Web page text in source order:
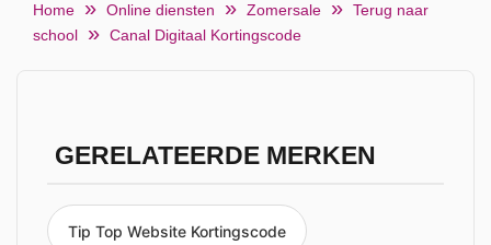
Home Online diensten Zomersale
Terug naar
school
Canal Digitaal Kortingscode
GERELATEERDE MERKEN
Tip Top Website Kortingscode